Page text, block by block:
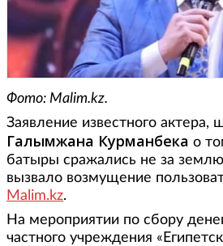
Фото: Malim.kz.
Заявление известного
Галымжана Курманбека о
батыры сражались не за
вызвало возмущение
Malim.kz.
На мероприятии по сбору
частного учреждения